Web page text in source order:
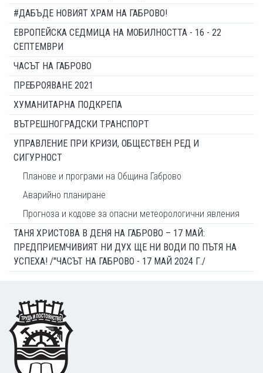
#ДАБЪДЕ НОВИЯТ ХРАМ НА ГАБРОВО!
ЕВРОПЕЙСКА СЕДМИЦА НА МОБИЛНОСТТА - 16 - 22
СЕПТЕМВРИ
ЧАСЪТ НА ГАБРОВО
ПРЕБРОЯВАНЕ 2021
ХУМАНИТАРНА ПОДКРЕПА
ВЪТРЕШНОГРАДСКИ ТРАНСПОРТ
УПРАВЛЕНИЕ ПРИ КРИЗИ, ОБЩЕСТВЕН РЕД И
СИГУРНОСТ
Планове и програми на Община Габрово
Аварийно планиране
Прогноза и кодове за опасни метеорологични явления
ТАНЯ ХРИСТОВА В ДЕНЯ НА ГАБРОВО – 17 МАЙ:
ПРЕДПРИЕМЧИВИЯТ НИ ДУХ ЩЕ НИ ВОДИ ПО ПЪТЯ НА
УСПЕХА! /"ЧАСЪТ НА ГАБРОВО - 17 МАЙ 2024 Г./
Footer